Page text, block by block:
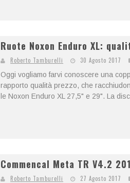
Ruote Noxon Enduro XL:
Roberto Tamburelli 30 Agosto 2017
Oggi vogliamo farvi conoscere una
rapporto qualità prezzo, che
le Noxon Enduro XL 27,5" e 29". La
Commencal Meta TR V4.2
Roberto Tamburelli 27 Agosto 2017